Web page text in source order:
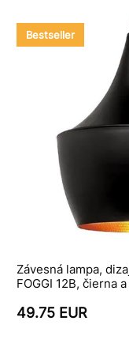
Bestseller
Závesná lampa,
FOGGI 12B, čierna
49.75 EUR